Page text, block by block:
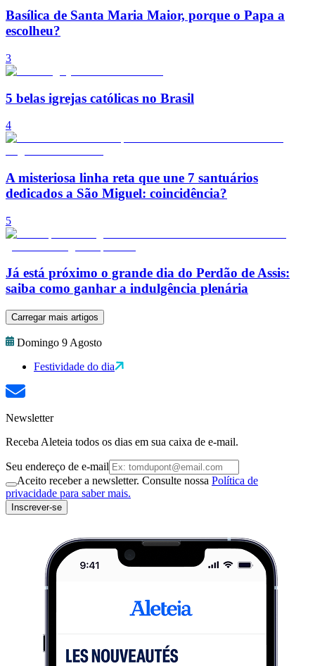
Basílica de Santa Maria Maior, porque o Papa a
escolheu?
3
5 belas igrejas católicas no Brasil
4
A misteriosa linha reta que une 7 santuários
dedicados a São Miguel: coincidência?
5
Já está próximo o grande dia do Perdão de Assis:
saiba como ganhar a indulgência plenária
Carregar mais artigos
Domingo 9 Agosto
Festividade do dia
Newsletter
Receba Aleteia todos os dias em sua caixa de e-mail.
Seu endereço de e-mail
Aceito receber a newsletter. Consulte nossa Política de
privacidade para saber mais.
Inscrever-se